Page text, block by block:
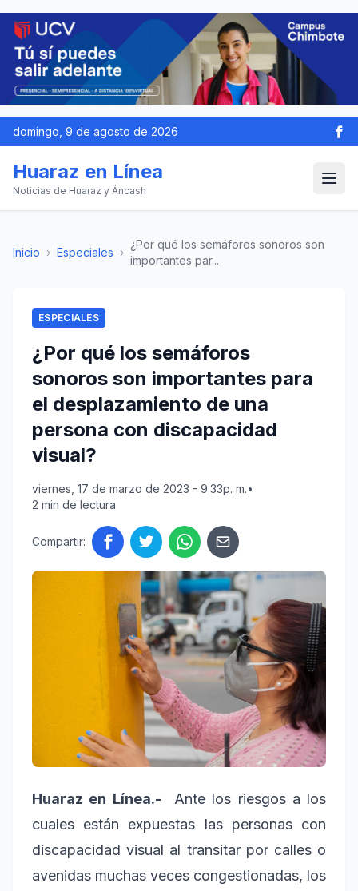
domingo, 9 de agosto de 2026
Huaraz en Línea
Noticias de Huaraz y Áncash
Inicio › Especiales ›
¿Por qué los semáforos sonoros son
importantes par...
ESPECIALES
¿Por qué los semáforos
sonoros son importantes para
el desplazamiento de una
persona con discapacidad
visual?
viernes, 17 de marzo de 2023 - 9:33p. m.•
2 min de lectura
Compartir:
Huaraz en Línea.- Ante los riesgos a los
cuales están expuestas las personas con
discapacidad visual al transitar por calles o
avenidas muchas veces congestionadas, los